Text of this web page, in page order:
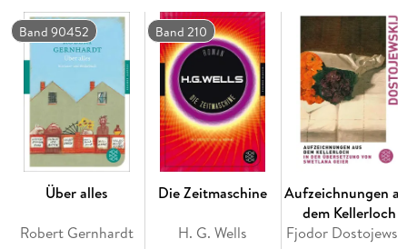
Band 90452
Über alles
Robert Gernhardt
Band 210
Die Zeitmaschine
H. G. Wells
Aufzeichnungen
dem Kellerloch
Fjodor